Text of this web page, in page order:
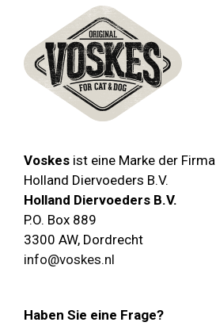
Voskes ist eine Marke der Firma
Holland Diervoeders B.V.
Holland Diervoeders B.V.
P.O. Box 889
3300 AW, Dordrecht
info@voskes.nl
Haben Sie eine Frage?